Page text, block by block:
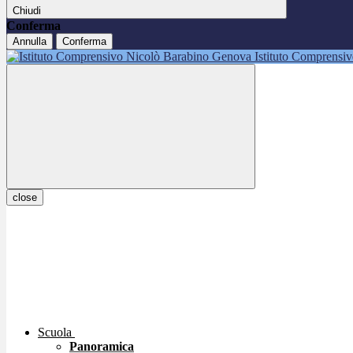
Chiudi
Conferma
Annulla Conferma
Istituto
close
Scuola
Panoramica